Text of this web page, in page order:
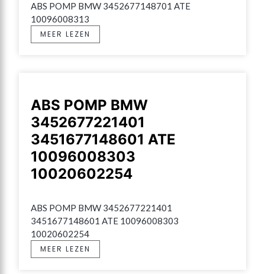
ABS POMP BMW 3452677148701 ATE
10096008313
MEER LEZEN
ABS POMP BMW
3452677221401
3451677148601 ATE
10096008303
10020602254
ABS POMP BMW 3452677221401
3451677148601 ATE 10096008303
10020602254
MEER LEZEN